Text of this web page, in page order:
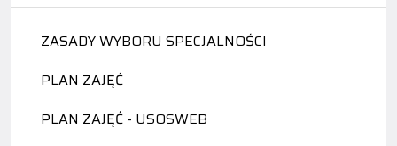
ZASADY WYBORU SPECJALNOŚCI
PLAN ZAJĘĆ
PLAN ZAJĘĆ - USOSWEB